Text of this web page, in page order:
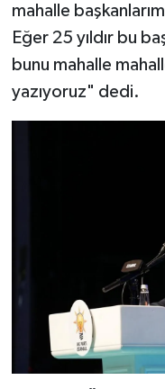
mahalle
Eğer 25 yıldır bu
bunu mahalle
yazıyoruz" dedi.